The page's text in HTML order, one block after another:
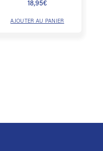
18,95€
AJOUTER AU PANIER